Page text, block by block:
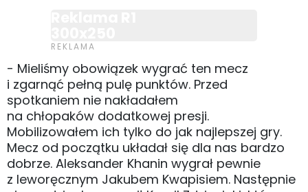
- Mieliśmy obowiązek wygrać ten mecz
i zgarnąć pełną pulę punktów. Przed
spotkaniem nie nakładałem
na chłopaków dodatkowej presji.
Mobilizowałem ich tylko do jak najlepszej gry.
Mecz od początku układał się dla nas bardzo
dobrze. Aleksander Khanin wygrał pewnie
z leworęcznym Jakubem Kwapisiem. Następnie